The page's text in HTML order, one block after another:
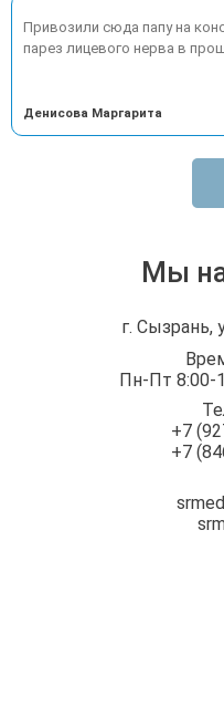
Привозили сюда папу на
парез лицевого нерва в
Денисова Маргарита
Мы
г. Сызрань,
Пн-Пт 8:00-
+7
+7